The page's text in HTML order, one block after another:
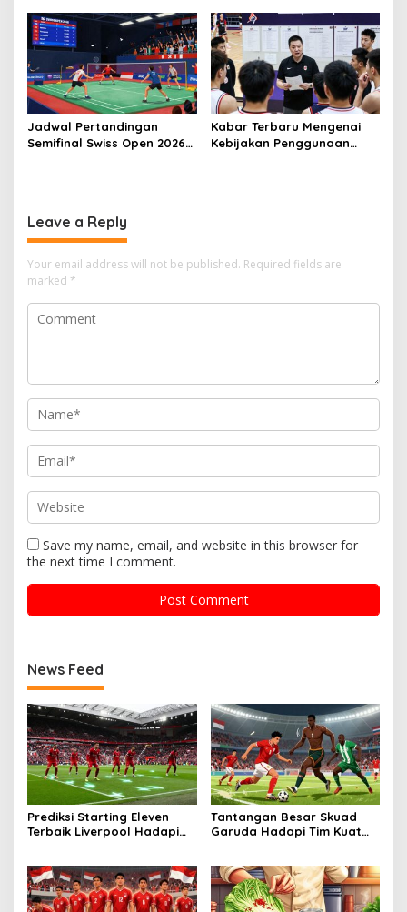
Series
Jadwal Pertandingan
Semifinal Swiss Open 2026
Kabar Terbaru Mengenai
Kebijakan Penggunaan
Leave a Reply
Your email address will not be published. Required fields are
marked *
Save my name, email, and website in this browser for
the next time I comment.
News Feed
Prediksi Starting Eleven
Terbaik Liverpool Hadapi
Tantangan Besar Skuad
Garuda Hadapi Tim Kuat